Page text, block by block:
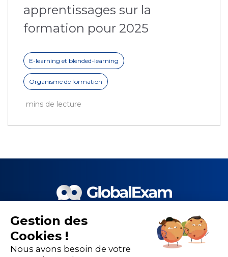
apprentissages sur la
formation pour 2025
E-learning et blended-learning
Organisme de formation
mins de lecture
Le meilleur de la EdTech et de
nos 1 500 partenaires pour la
Gestion des
Cookies !
Nous avons besoin de votre